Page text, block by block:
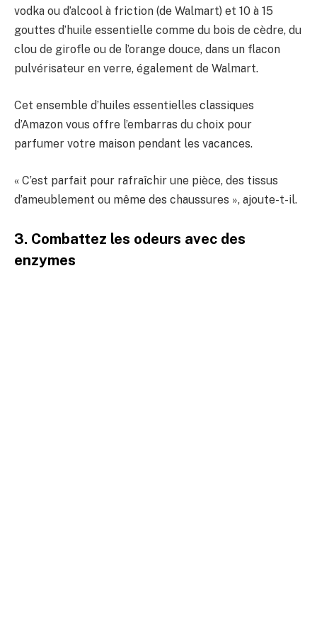
vodka ou d’alcool à friction (de Walmart) et 10 à 15
gouttes d’huile essentielle comme du bois de cèdre, du
clou de girofle ou de l’orange douce, dans un flacon
pulvérisateur en verre, également de Walmart.
Cet ensemble d’huiles essentielles classiques
d’Amazon vous offre l’embarras du choix pour
parfumer votre maison pendant les vacances.
« C’est parfait pour rafraîchir une pièce, des tissus
d’ameublement ou même des chaussures », ajoute-t-il.
3. Combattez les odeurs avec des
enzymes